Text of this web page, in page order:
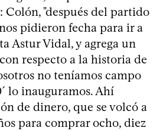
"después del partido
pidieron fecha para ir a
Astur Vidal, y agrega un
respecto a la historia de
no teníamos campo
lo inauguramos. Ahí
de dinero, que se volcó a
para comprar ocho, diez